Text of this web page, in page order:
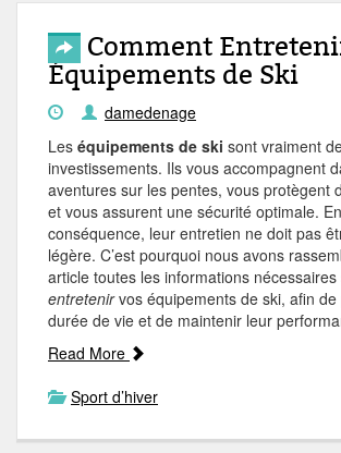
Comment
Équipements de Ski
damedenage
Les équipements de ski sont vraiment
investissements. Ils vous accompagnent
aventures sur les pentes, vous protègent
et vous assurent une sécurité optimale. En
conséquence, leur entretien ne doit pas
légère. C’est pourquoi nous avons
article toutes les informations nécessaires
entretenirvos équipements de ski, afin
durée de vie et de maintenir leur
Read More
Sport d’hiver